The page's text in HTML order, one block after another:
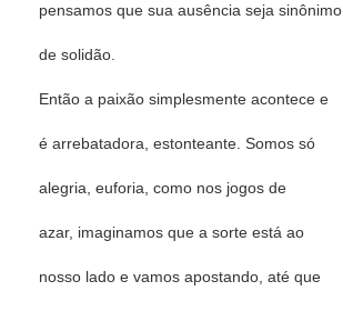
pensamos que sua ausência seja sinônimo
de solidão.
Então a paixão simplesmente acontece e
é arrebatadora, estonteante. Somos só
alegria, euforia, como nos jogos de
azar, imaginamos que a sorte está ao
nosso lado e vamos apostando, até que